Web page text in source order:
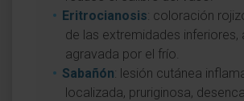
Eritrocianosis: coloración
de las extremidades inferiores,
agravada por el frío.
Sabañón: lesión cutánea
localizada, pruriginosa,